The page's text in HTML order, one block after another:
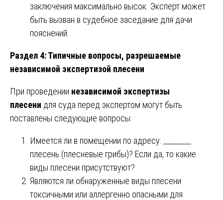
заключения максимально высок. Эксперт может
быть вызван в судебное заседание для дачи
пояснений.
Раздел 4: Типичные вопросы, разрешаемые
независимой экспертизой плесени
При проведении независимой экспертизы
плесени для суда перед экспертом могут быть
поставлены следующие вопросы:
Имеется ли в помещении по адресу: ________
плесень (плесневые грибы)? Если да, то какие
виды плесени присутствуют?
Являются ли обнаруженные виды плесени
токсичными или аллергенно опасными для